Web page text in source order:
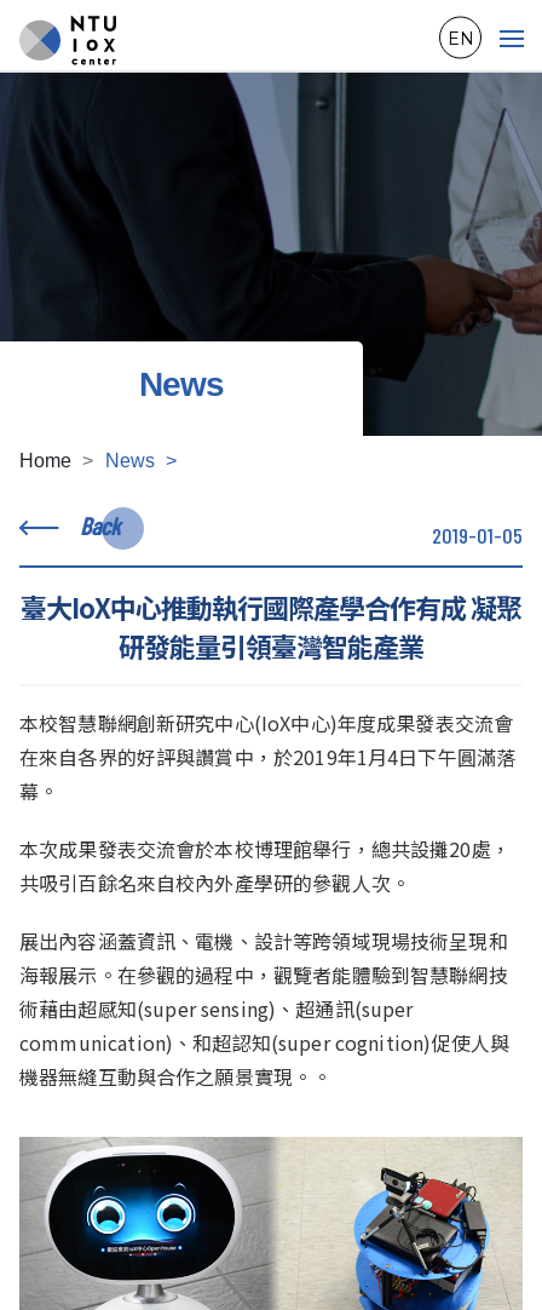
EN
News
Home News
Back 2019-01-05
臺大IoX中心推動執行國際產學合作有成 凝聚
研發能量引領臺灣智能產業
本校智慧聯網創新研究中心(IoX中心)年度成果發表交流會
在來自各界的好評與讚賞中，於2019年1月4日下午圓滿落
幕。
本次成果發表交流會於本校博理館舉行，總共設攤20處，
共吸引百餘名來自校內外產學研的參觀人次。
展出內容涵蓋資訊、電機、設計等跨領域現場技術呈現和
海報展示。在參觀的過程中，觀覽者能體驗到智慧聯網技
術藉由超感知(super sensing)、超通訊(super
communication)、和超認知(super cognition)促使人與
機器無縫互動與合作之願景實現。。